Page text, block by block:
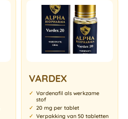
VARDEX
Vardenafil als werkzame
stof
20 mg per tablet
Verpakking van 50 tabletten